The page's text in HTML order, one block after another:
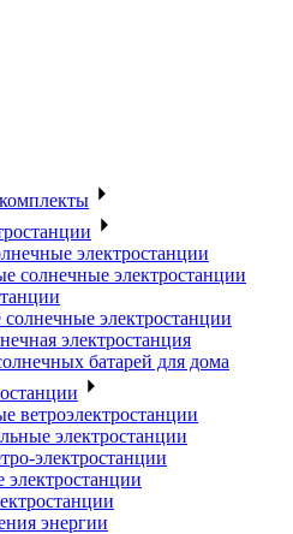
электростанции
солнечные электростанции
электростанции
электростанция
батарей для дома
ветроэлектростанции
электростанции
электростанции
энергии